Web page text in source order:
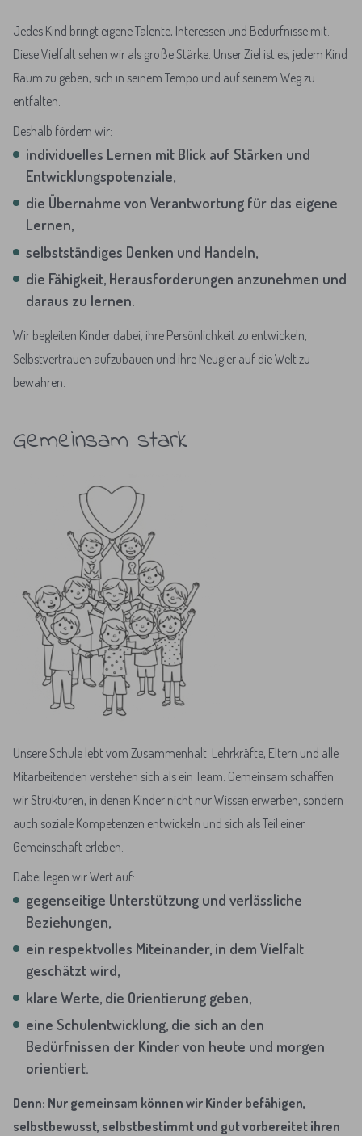
Jedes Kind bringt eigene Talente, Interessen und Bedürfnisse mit.
Diese Vielfalt sehen wir als große Stärke. Unser Ziel ist es, jedem Kind
Raum zu geben, sich in seinem Tempo und auf seinem Weg zu
entfalten.
Deshalb fördern wir:
individuelles Lernen mit Blick auf Stärken und
Entwicklungspotenziale,
die Übernahme von Verantwortung für das eigene
Lernen,
selbstständiges Denken und Handeln,
die Fähigkeit, Herausforderungen anzunehmen und
daraus zu lernen.
Wir begleiten Kinder dabei, ihre Persönlichkeit zu entwickeln,
Selbstvertrauen aufzubauen und ihre Neugier auf die Welt zu
bewahren.
Gemeinsam stark
Unsere Schule lebt vom Zusammenhalt. Lehrkräfte, Eltern und alle
Mitarbeitenden verstehen sich als ein Team. Gemeinsam schaffen
wir Strukturen, in denen Kinder nicht nur Wissen erwerben, sondern
auch soziale Kompetenzen entwickeln und sich als Teil einer
Gemeinschaft erleben.
Dabei legen wir Wert auf:
gegenseitige Unterstützung und verlässliche
Beziehungen,
ein respektvolles Miteinander, in dem Vielfalt
geschätzt wird,
klare Werte, die Orientierung geben,
eine Schulentwicklung, die sich an den
Bedürfnissen der Kinder von heute und morgen
orientiert.
Denn: Nur gemeinsam können wir Kinder befähigen,
selbstbewusst, selbstbestimmt und gut vorbereitet ihren